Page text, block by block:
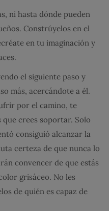
ni hasta dónde pueden
Constrúyelos en el
en tu imaginación y
el siguiente paso y
más, acercándote a él.
por el camino, te
que crees soportar. Solo
consiguió alcanzar la
certeza de que nunca lo
convencer de que estás
grisáceo. No les
de quién es capaz de